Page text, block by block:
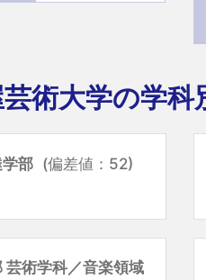
術大学の学科
学部 (偏差値：52)
芸術学科／音楽領域